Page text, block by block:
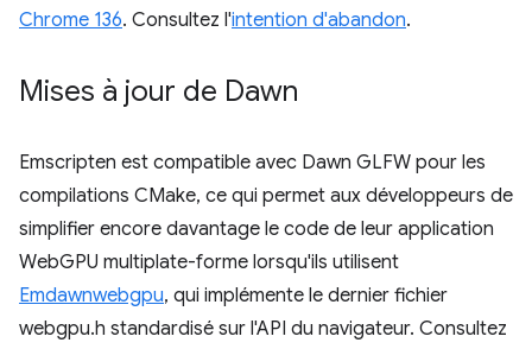
Chrome 136. Consultez l'intention d'abandon.
Mises à jour de Dawn
Emscripten est compatible avec Dawn GLFW pour les
compilations CMake, ce qui permet aux développeurs de
simplifier encore davantage le code de leur application
WebGPU multiplate-forme lorsqu'ils utilisent
Emdawnwebgpu, qui implémente le dernier fichier
webgpu.h standardisé sur l'API du navigateur. Consultez